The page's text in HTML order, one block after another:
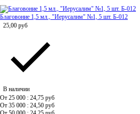
Благовоние 1,5 мл., "Иерусалим" №1, 5 шт. Б-012
25,00 руб
В наличии
От 25 000 : 24,75 руб
От 35 000 : 24,50 руб